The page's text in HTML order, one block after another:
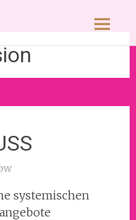
systemischen